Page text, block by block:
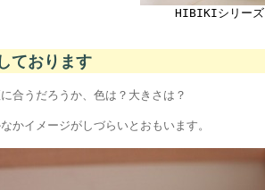
HIBIKIシリーズ
ております
合うだろうか、色は？大きさは？
かイメージがしづらいとおもいます。